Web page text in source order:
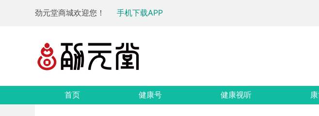
劲元堂商城欢迎您！ 手机下载APP
首页 健康号 健康视听